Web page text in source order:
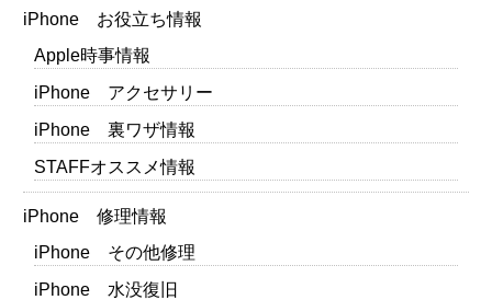
iPhone お役立ち情報
Apple時事情報
iPhone アクセサリー
iPhone 裏ワザ情報
STAFFオススメ情報
iPhone 修理情報
iPhone その他修理
iPhone 水没復旧